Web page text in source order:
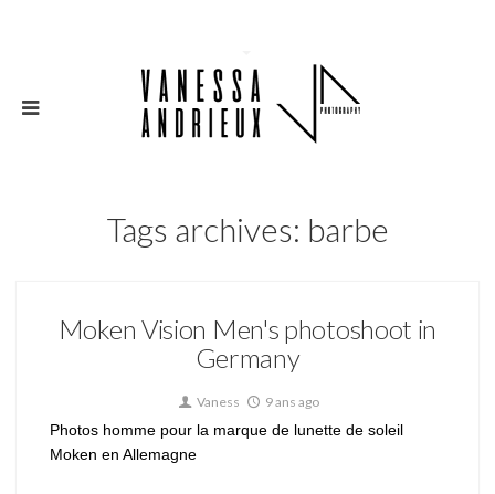
Tags archives: barbe
Moken Vision Men's photoshoot in
Germany
Vaness 9 ans ago
Photos homme pour la marque de lunette de soleil
Moken en Allemagne